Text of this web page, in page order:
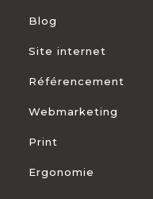
Blog
Site internet
Référencement
Webmarketing
Print
Ergonomie